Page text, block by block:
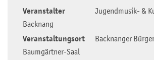
Veranstalter
Jugendmusik- &
Backnang
Veranstaltungsort
Backnanger
Baumgärtner-Saal